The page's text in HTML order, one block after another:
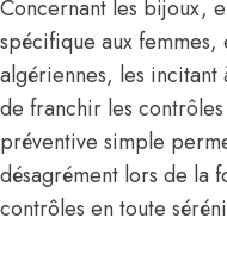
Concernant les bijoux,
spécifique aux
algériennes, les
de franchir les
préventive simple
désagrément lors de la
contrôles en toute